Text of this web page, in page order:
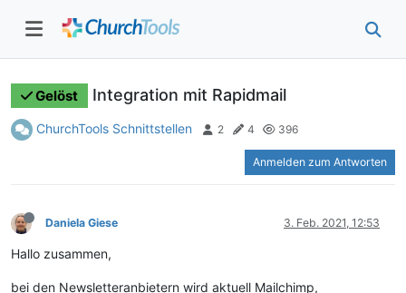
Gelöst Integration mit Rapidmail
ChurchTools Schnittstellen 2 4 396
Anmelden zum Antworten
Daniela Giese 3. Feb. 2021, 12:53
Hallo zusammen,
bei den Newsletteranbietern wird aktuell Mailchimp,